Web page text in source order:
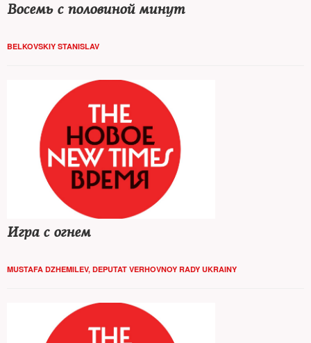
Восемь с половиной минут
BELKOVSKIY STANISLAV
Игра с огнем
MUSTAFA DZHEMILEV, DEPUTAT VERHOVNOY RADY UKRAINY